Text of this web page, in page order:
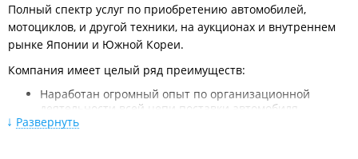
Полный спектр услуг по приобретению автомобилей,
мотоциклов, и другой техники, на аукционах и внутреннем
рынке Японии и Южной Кореи.
Компания имеет целый ряд преимуществ:
Наработан огромный опыт по организационной
деятельности всей цепи поставки автомобиля,
начиная с поиска необходимого ТС до его
Развернуть